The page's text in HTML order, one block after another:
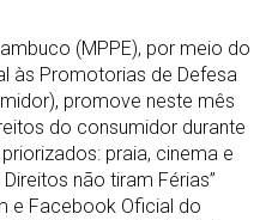
(MPPE), por meio do
às Promotorias de Defesa
promove neste mês
do consumidor durante
praia, cinema e
não tiram Férias”
e Facebook Oficial do